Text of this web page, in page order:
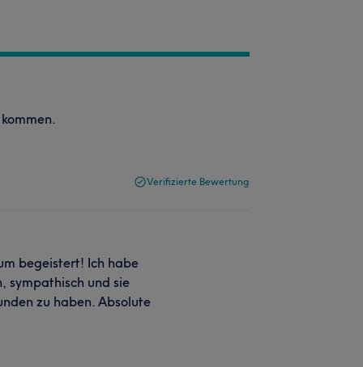
Verifizierte Bewertung
begeistert! Ich habe
sympathisch und sie
zu haben. Absolute